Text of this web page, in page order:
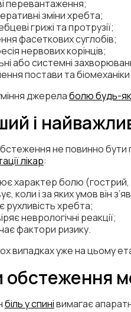
перевантаження;
зміни хребта;
грижі та протрузії;
фасеткових суглобів;
нервових корінців;
або системні
постави та біомеханіки
джерелаболю будь-
і
не повинно бути
лікар:
характер болю (гострий,
коли і за яких умов він
рухливість хребта;
неврологічні реакції;
фактори ризику.
випадках уже на цьому
обстеження
біль у спинівимагає